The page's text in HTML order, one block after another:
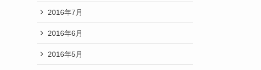
2016年7月
2016年6月
2016年5月